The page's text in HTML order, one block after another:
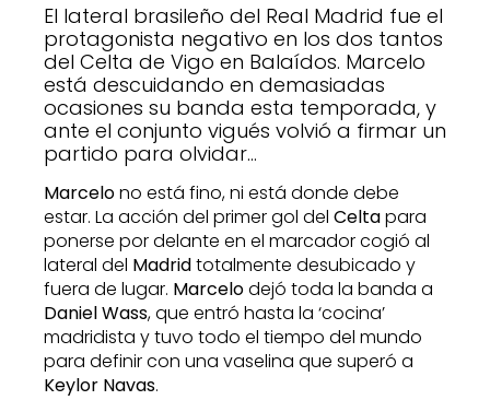
El lateral brasileño del Real Madrid fue el
protagonista negativo en los dos tantos
del Celta de Vigo en Balaídos. Marcelo
está descuidando en demasiadas
ocasiones su banda esta temporada, y
ante el conjunto vigués volvió a firmar un
partido para olvidar…
Marcelono está fino, ni está donde debe
estar. La acción del primer gol del Celtapara
ponerse por delante en el marcador cogió al
lateral del Madridtotalmente desubicado y
fuera de lugar. Marcelodejó toda la banda a
Daniel Wass, que entró hasta la ‘cocina’
madridista y tuvo todo el tiempo del mundo
para definir con una vaselina que superó a
Keylor Navas.